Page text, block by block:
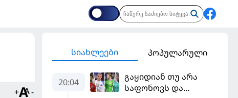
+ -
სიახლეები პოპულარული
20:04
გაყიდიან თუ არა
საფონოვს და